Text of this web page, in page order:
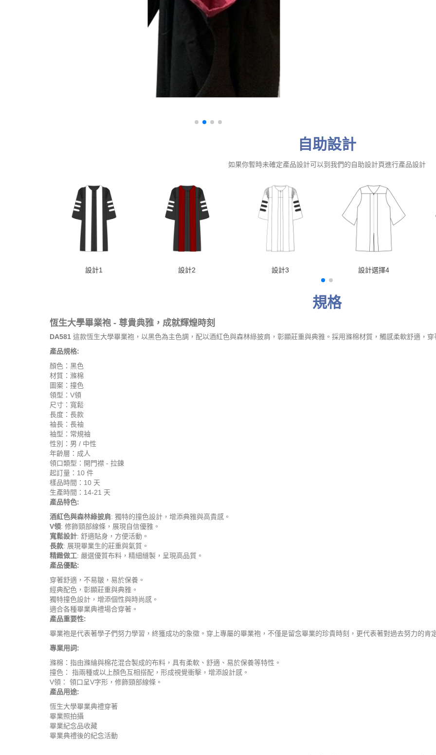
自助設計
如果你暫時未確定產品設計可以到我們的自助設計頁進行產品設計
設計1 設計2 設計3 設計選擇4
規格
恆生大學畢業袍 - 尊貴典雅，成就輝煌時刻
DA581 這款恆生大學畢業袍，以黑色為主色調，配以酒紅色與森林綠披肩，彰顯莊重與典雅。採用滌棉材質，觸感柔軟舒適，
產品規格:
顏色：黑色
材質：滌棉
圖案：撞色
領型：V領
尺寸：寬鬆
長度：長款
袖長：長袖
袖型：常規袖
性別：男 / 中性
年齡層：成人
領口類型：開門襟 - 拉鍊
起訂量：10 件
樣品時間：10 天
生產時間：14-21 天
產品特色:
酒紅色與森林綠披肩: 獨特的撞色設計，增添典雅與高貴感。
V領: 修飾頸部線條，展現自信優雅。
寬鬆設計: 舒適貼身，方便活動。
長款: 展現畢業生的莊重與氣質。
精緻做工: 嚴選優質布料，精細縫製，呈現高品質。
產品優點:
穿著舒適，不易皺，易於保養。
經典配色，彰顯莊重與典雅。
獨特撞色設計，增添個性與時尚感。
適合各種畢業典禮場合穿著。
產品重要性:
畢業袍是代表著學子們努力學習，終獲成功的象徵。穿上專屬的畢業袍，不僅是留念畢業的珍貴時刻，更代表著對過去努力的肯
專業用詞:
滌棉：指由滌綸與棉花混合製成的布料，具有柔軟、舒適、易於保養等特性。
撞色： 指兩種或以上顏色互相搭配，形成視覺衝擊，增添設計感。
V領： 領口呈V字形，修飾頸部線條。
產品用途:
恆生大學畢業典禮穿著
畢業照拍攝
畢業紀念品收藏
畢業典禮後的紀念活動